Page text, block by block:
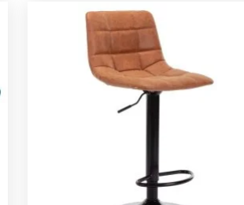
Oorspronkelijke
prijs
was:
€ 75,00.